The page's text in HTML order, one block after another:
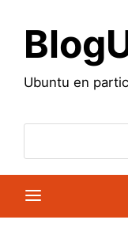
contenido
Ubuntu en